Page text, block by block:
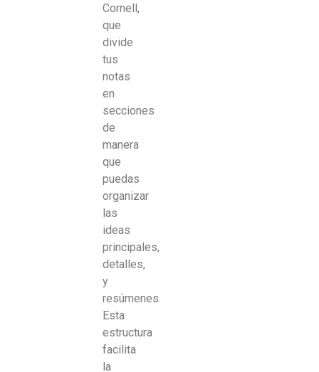
Cornell,
que
divide
tus
notas
en
secciones
de
manera
que
puedas
organizar
las
ideas
principales,
detalles,
y
resúmenes.
Esta
estructura
facilita
la